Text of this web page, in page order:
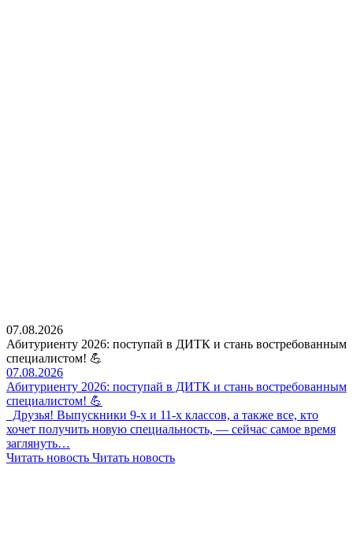
07.08.2026
Абитуриенту 2026: поступай в ДИТК и стань востребованным
специалистом! 💪
07.08.2026
Абитуриенту 2026: поступай в ДИТК и стань востребованным
специалистом! 💪
Друзья! Выпускники 9-х и 11-х классов, а также все, кто
хочет получить новую специальность, — сейчас самое время
заглянуть…
Читать новость Читать новость